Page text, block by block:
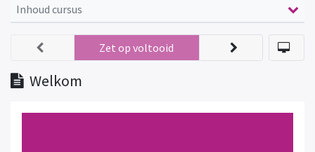
Inhoud cursus
Welkom
Zet op voltooid